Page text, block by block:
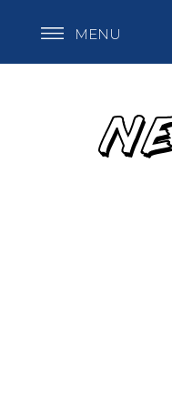
MENU